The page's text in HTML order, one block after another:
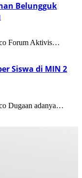
Belungguk
Forum Aktivis…
Siswa di MIN 2
Dugaan adanya…